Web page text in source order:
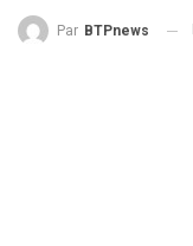
Par BTPnews